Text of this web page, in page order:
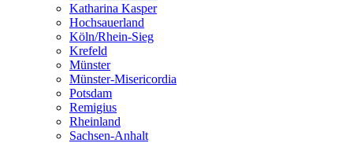
Katharina Kasper
Hochsauerland
Köln/Rhein-Sieg
Krefeld
Münster
Münster-Misericordia
Potsdam
Remigius
Rheinland
Sachsen-Anhalt